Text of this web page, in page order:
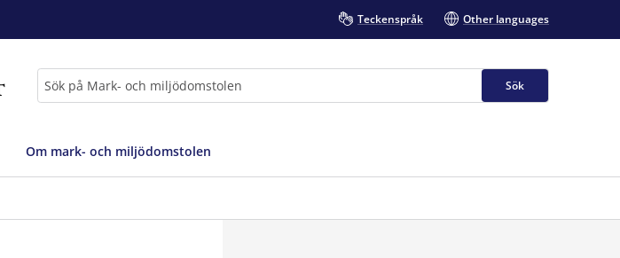
Teckenspråk Other languages
Sök
Om mark- och miljödomstolen